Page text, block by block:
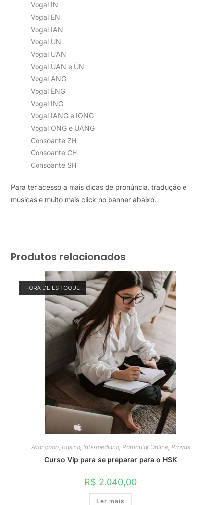
Vogal IN
Vogal EN
Vogal IAN
Vogal UN
Vogal UAN
Vogal ÜAN e ÜN
Vogal ANG
Vogal ENG
Vogal ING
Vogal IANG e IONG
Vogal ONG e UANG
Consoante ZH
Consoante CH
Consoante SH
Para ter acesso a mais dicas de pronúncia, tradução e
músicas e muito mais click no banner abaixo.
Produtos relacionados
FORA DE ESTOQUE
Avançado, Básico, Intermediário, Particular Online, Provas
Curso Vip para se preparar para o HSK
R$ 2.040,00
Ler mais